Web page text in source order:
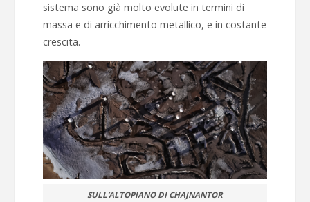
sistema sono già molto evolute in termini di
massa e di arricchimento metallico, e in costante
crescita.
SULL’ALTOPIANO DI CHAJNANTOR